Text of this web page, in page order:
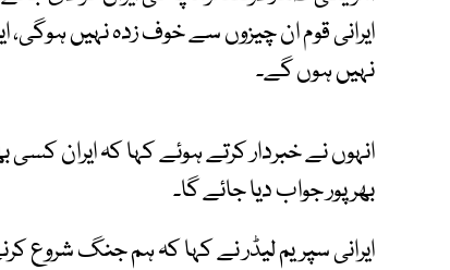
ایرانی قوم ان چیزوں سے خوف زدہ نہیں
نہیں ہوں گے۔
انہوں نے خبردار کرتے ہوئے کہا کہ ایران
بھرپور جواب دیا جائے گا۔
ایرانی سپریم لیڈر نے کہا کہ ہم جنگ شروع